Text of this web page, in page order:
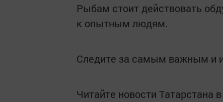
Рыбам стоит действовать
к опытным людям.
Следите за самым важным и
Читайте новости